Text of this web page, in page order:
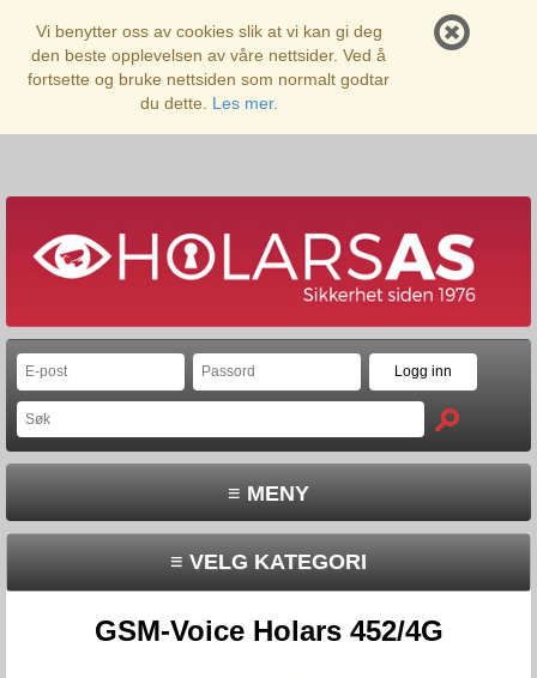
Vi benytter oss av cookies slik at vi kan gi deg
den beste opplevelsen av våre nettsider. Ved å
fortsette og bruke nettsiden som normalt godtar
du dette. Les mer.
≡ MENY
≡ VELG KATEGORI
GSM-Voice Holars 452/4G